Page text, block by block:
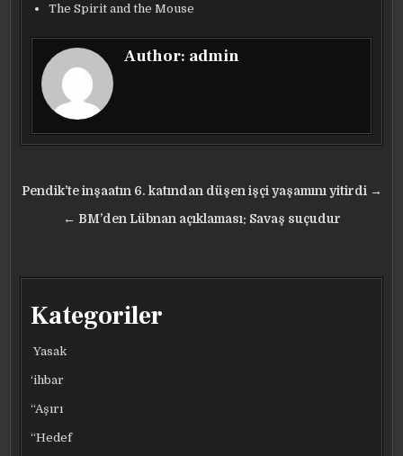
The Spirit and the Mouse
Author: admin
Yazı
gezinmesi
Pendik’te inşaatın 6. katından düşen işçi yaşamını yitirdi →
← BM’den Lübnan açıklaması: Savaş suçudur
Kategoriler
Yasak
‘ihbar
“Aşırı
“Hedef